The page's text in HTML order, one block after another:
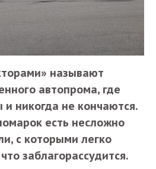
называют
автопрома, где
никогда не кончаются.
есть несложно
с которыми легко
заблагорассудится.